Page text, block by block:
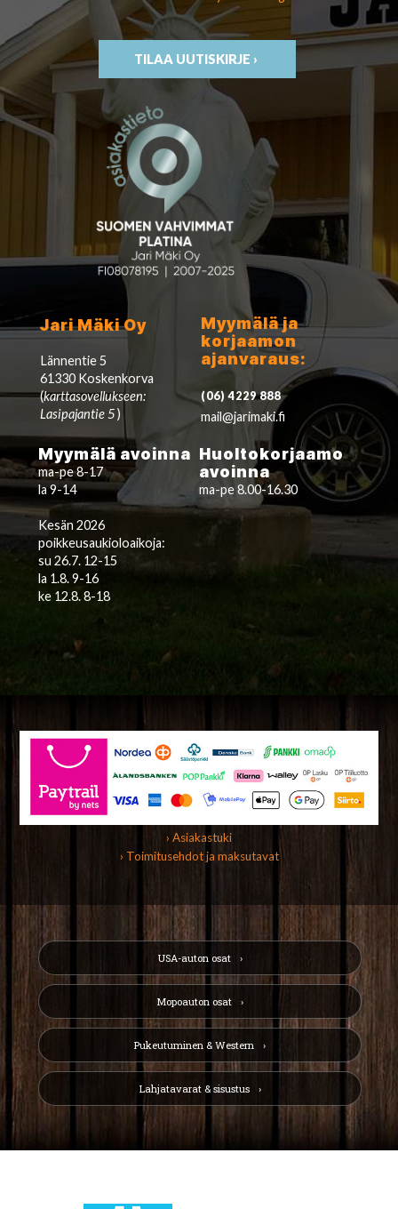
TILAA UUTISKIRJE ›
Jari Mäki Oy
Lännentie 5
61330 Koskenkorva
(karttasovellukseen:
Lasipajantie 5)
Myymälä ja
korjaamon
ajanvaraus:
(06) 4229 888
mail@jarimaki.fi
Myymälä avoinna
ma-pe 8-17
la 9-14
Kesän 2026
poikkeusaukioloaikoja:
su 26.7. 12-15
la 1.8. 9-16
ke 12.8. 8-18
Huoltokorjaamo
avoinna
ma-pe 8.00-16.30
› Asiakastuki
› Toimitusehdot ja maksutavat
USA-auton osat
Mopoauton osat
Pukeutuminen & Western
Lahjatavarat & sisustus